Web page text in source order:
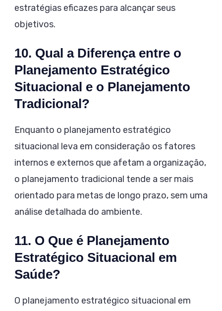
estratégias eficazes para alcançar seus
objetivos.
10. Qual a Diferença entre o
Planejamento Estratégico
Situacional e o Planejamento
Tradicional?
Enquanto o planejamento estratégico
situacional leva em consideração os fatores
internos e externos que afetam a organização,
o planejamento tradicional tende a ser mais
orientado para metas de longo prazo, sem uma
análise detalhada do ambiente.
11. O Que é Planejamento
Estratégico Situacional em
Saúde?
O planejamento estratégico situacional em